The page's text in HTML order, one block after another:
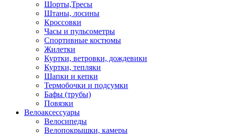
Шорты,Тресы
Штаны, лосины
Кроссовки
Часы и пульсометры
Спортивные костюмы
Жилетки
Куртки, ветровки, дождевики
Куртки, тепляки
Шапки и кепки
Термобочки и подсумки
Бафы (трубы)
Повязки
Велоаксессуары
Велосипеды
Велопокрышки, камеры